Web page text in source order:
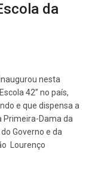
da
nesta
42” no país,
e que dispensa a
Primeira-Dama da
Governo e da
Lourenço